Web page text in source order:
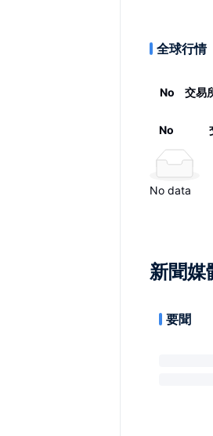
全球行情
No 交易
No
No data
新聞媒
要聞